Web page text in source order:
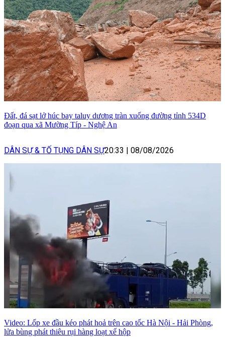
Đất, đá sạt lở húc bay taluy dương tràn xuống đường tỉnh 534D
đoạn qua xã Mường Típ - Nghệ An
DÂN SỰ & TỐ TỤNG DÂN SỰ20:33 08/08/2026
Video: Lốp xe đầu kéo phát hoả trên cao tốc Hà Nội - Hải Phòng,
lửa bùng phát thiêu rụi hàng loạt xế hộp